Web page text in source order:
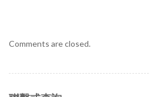
Comments are closed.